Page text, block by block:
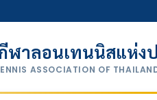
ฬาลอนเทนนิสแห่ง
ASSOCIATION OF